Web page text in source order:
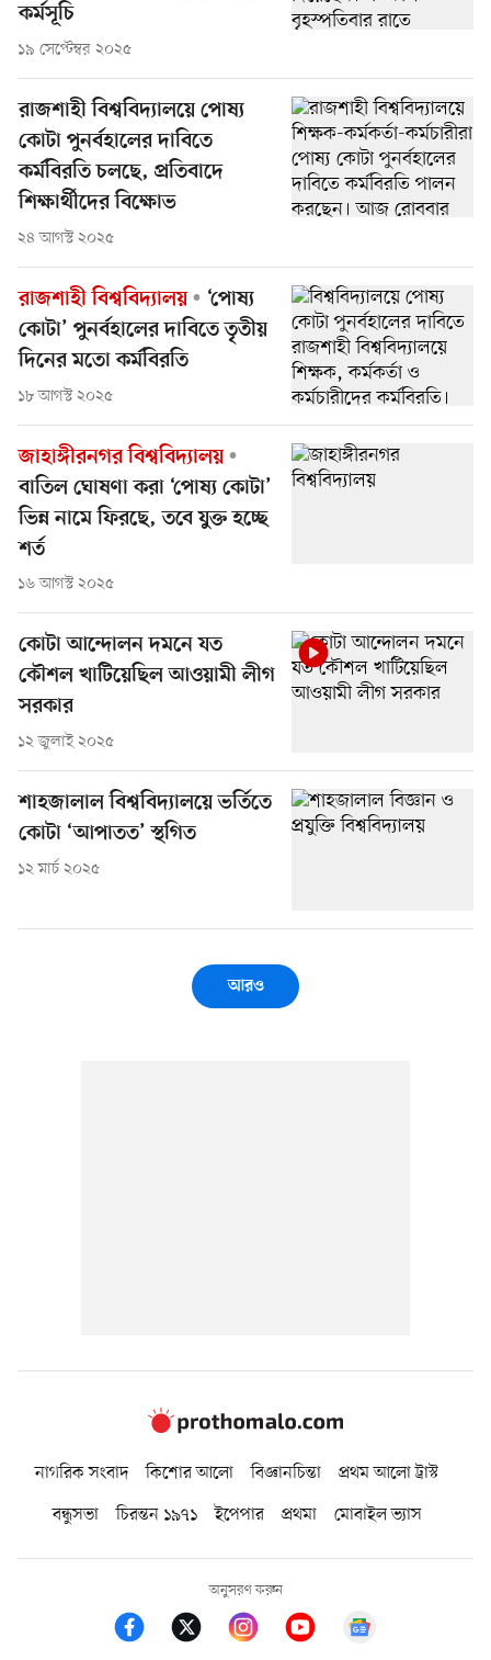
কর্মসূচি
১৯ সেপ্টেম্বর ২০২৫
রাজশাহী বিশ্ববিদ্যালয়ে পোষ্য
কোটা পুনর্বহালের দাবিতে
কর্মবিরতি চলছে, প্রতিবাদে
শিক্ষার্থীদের বিক্ষোভ
২৪ আগস্ট ২০২৫
রাজশাহী বিশ্ববিদ্যালয়
‘পোষ্য
কোটা’ পুনর্বহালের দাবিতে তৃতীয়
দিনের মতো কর্মবিরতি
১৮ আগস্ট ২০২৫
জাহাঙ্গীরনগর বিশ্ববিদ্যালয়
বাতিল ঘোষণা করা ‘পোষ্য কোটা’
ভিন্ন নামে ফিরছে, তবে যুক্ত হচ্ছে
শর্ত
১৬ আগস্ট ২০২৫
কোটা আন্দোলন দমনে যত
কৌশল খাটিয়েছিল আওয়ামী লীগ
সরকার
১২ জুলাই ২০২৫
শাহজালাল বিশ্ববিদ্যালয়ে ভর্তিতে
কোটা ‘আপাতত’ স্থগিত
১২ মার্চ ২০২৫
আরও
নাগরিক সংবাদ কিশোর আলো বিজ্ঞানচিন্তা
প্রথম আলো ট্রাস্ট
বন্ধুসভা
চিরন্তন ১৯৭১ ইপেপার প্রথমা মোবাইল ভ্যাস
অনুসরণ করুন